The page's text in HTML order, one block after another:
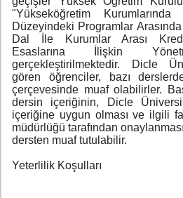
"Yükseköğretim
Düzeyindeki Programlar
Dal İle Kurumlar Arası Kredi
Esaslarına İlişkin
gerçekleştirilmektedir. Dicle
gören öğrenciler, bazı
çerçevesinde muaf olabilirler.
dersin içeriğinin, Dicle
içeriğine uygun olması ve ilgili
müdürlüğü tarafından
dersten muaf tutulabilir.
Yeterlilik Koşulları